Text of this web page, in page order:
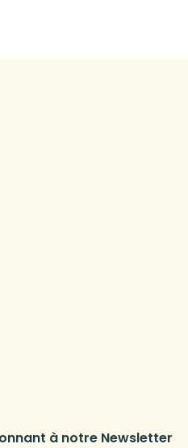
à notre Newsletter